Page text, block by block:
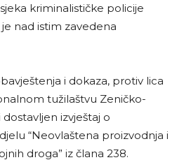
kriminalističke policije
nad istim zavedena
i dokaza, protiv lica
tužilaštvu Zeničko-
izvještaj o
“Neovlaštena proizvodnja i
droga” iz člana 238.